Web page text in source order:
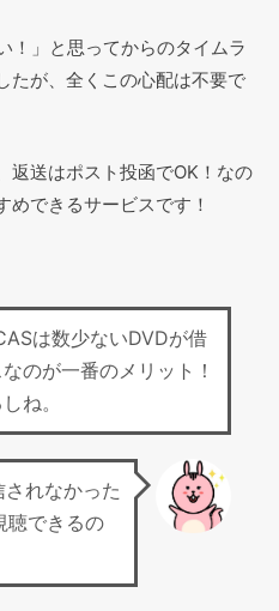
！」と思ってからのタイムラ
たが、全くこの心配は不要で
返送はポスト投函でOK！なの
めできるサービスです！
は数少ないDVDが借
のが一番のメリット！
ね。
れなかった
聴できるの